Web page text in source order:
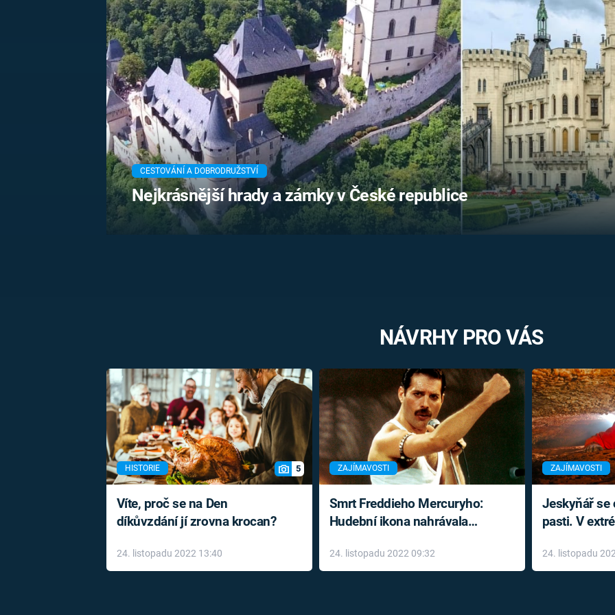
PRVNÍ SVĚTOVÁ
MARIE TEREZIE
NAPOLEON
BONAPARTE
BRITSKÁ
KRÁLOVSKÁ
RODINA
UFO A
MIMOZEMŠŤANÉ
UTAJENÉ PŘÍBĚHY
ČESKÝCH DĚJIN
ALTERNATIVNÍ
HISTORIE
FILMY
REALITA
HORORY
REALITA
OPTICKÉ
KLAMY
CESTOVÁNÍ A DOBRODRUŽSTVÍ
Nejkrásnější hrady a zámky v České republice
NÁVRHY PRO VÁS
HISTORIE 5
Víte, proč se na Den
díkůvzdání jí zrovna krocan?
24. listopadu 2022 13:40
ZAJÍMAVOSTI
Smrt Freddieho Mercuryho:
Hudební ikona nahrávala
léky
24. listopadu 2022 09:32
ZAJÍMAVOSTI
Jeskyňář se
pasti. V
24. listopadu